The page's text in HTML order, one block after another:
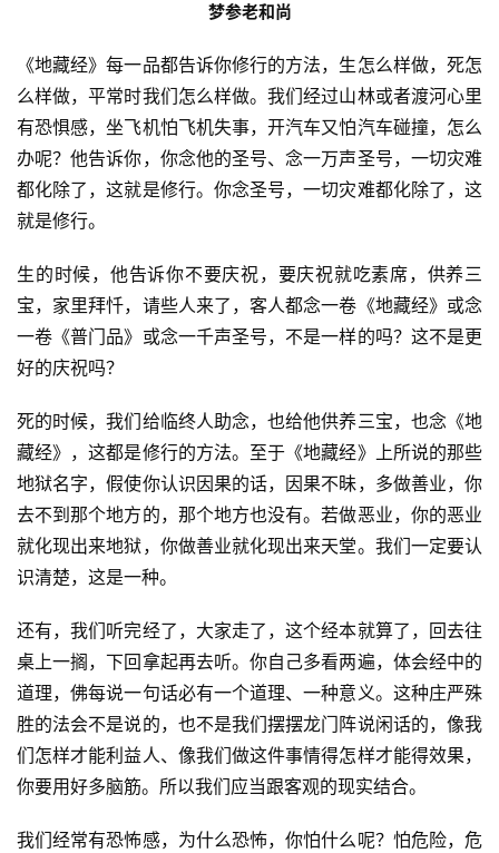
梦参老和尚
《地藏经》每一品都告诉你修行的方法，生怎么样做，死怎
么样做，平常时我们怎么样做。我们经过山林或者渡河心里
有恐惧感，坐飞机怕飞机失事，开汽车又怕汽车碰撞，怎么
办呢？他告诉你，你念他的圣号、念一万声圣号，一切灾难
都化除了，这就是修行。你念圣号，一切灾难都化除了，这
就是修行。
生的时候，他告诉你不要庆祝，要庆祝就吃素席，供养三
宝，家里拜忏，请些人来了，客人都念一卷《地藏经》或念
一卷《普门品》或念一千声圣号，不是一样的吗？这不是更
好的庆祝吗？
死的时候，我们给临终人助念，也给他供养三宝，也念《地
藏经》，这都是修行的方法。至于《地藏经》上所说的那些
地狱名字，假使你认识因果的话，因果不昧，多做善业，你
去不到那个地方的，那个地方也没有。若做恶业，你的恶业
就化现出来地狱，你做善业就化现出来天堂。我们一定要认
识清楚，这是一种。
还有，我们听完经了，大家走了，这个经本就算了，回去往
桌上一搁，下回拿起再去听。你自己多看两遍，体会经中的
道理，佛每说一句话必有一个道理、一种意义。这种庄严殊
胜的法会不是说的，也不是我们摆摆龙门阵说闲话的，像我
们怎样才能利益人、像我们做这件事情得怎样才能得效果，
你要用好多脑筋。所以我们应当跟客观的现实结合。
我们经常有恐怖感，为什么恐怖，你怕什么呢？怕危险，危